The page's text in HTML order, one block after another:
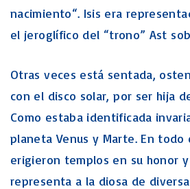
nacimiento“. Isis era
el jeroglífico del “trono” Ast
Otras veces está sentada,
con el disco solar, por ser hija
Como estaba identificada
planeta Venus y Marte. En
erigieron templos en su honor
representa a la diosa de